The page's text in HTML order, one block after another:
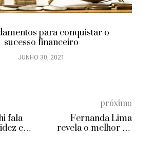
para conquistar o
sucesso financeiro
JUNHO 30, 2021
fala
e
próximo
Fernanda Lima
revela o melhor de